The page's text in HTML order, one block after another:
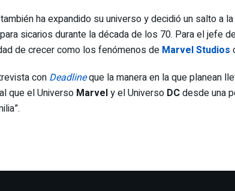
también ha expandido su universo y decidió un salto a
sicarios durante la década de los 70. Para el jefe
de crecer como los fenómenos de Marvel Studios
con Deadlineque la manera en la que planean
que el Universo Marvely el Universo DCdesde una